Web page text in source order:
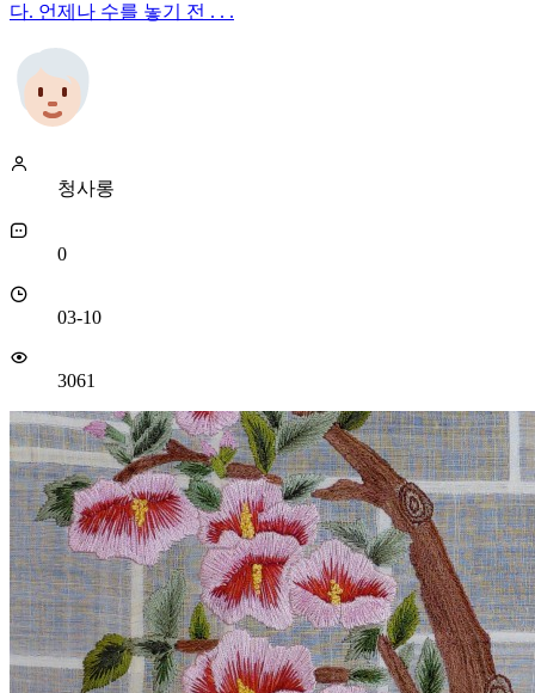
다. 언제나 수를 놓기 전 . . .
청사롱
0
03-10
3061